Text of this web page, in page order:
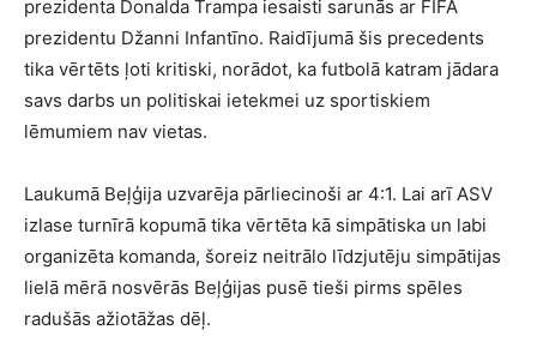
prezidenta Donalda Trampa iesaisti sarunās ar FIFA
prezidentu Džanni Infantīno. Raidījumā šis precedents
tika vērtēts ļoti kritiski, norādot, ka futbolā katram jādara
savs darbs un politiskai ietekmei uz sportiskiem
lēmumiem nav vietas.
Laukumā Beļģija uzvarēja pārliecinoši ar 4:1. Lai arī ASV
izlase turnīrā kopumā tika vērtēta kā simpātiska un labi
organizēta komanda, šoreiz neitrālo līdzjutēju simpātijas
lielā mērā nosvērās Beļģijas pusē tieši pirms spēles
radušās ažiotāžas dēļ.